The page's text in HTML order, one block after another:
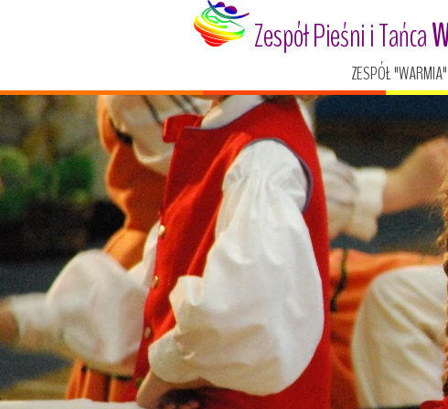
Zespół Pieśni i Tańca
ZESPÓŁ "WARMIA"